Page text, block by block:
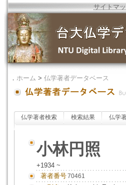
サイトマ
． ホーム > 仏学著者データベース
仏学著者検索 検索結果 仏学
小林円照
+1934 ~
著者番号70461